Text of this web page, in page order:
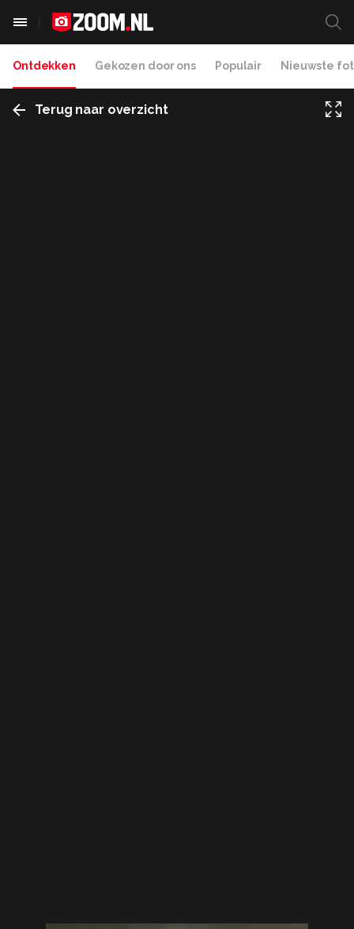
Ontdekken Gekozen door ons Populair Nieuwste
Terug naar overzicht